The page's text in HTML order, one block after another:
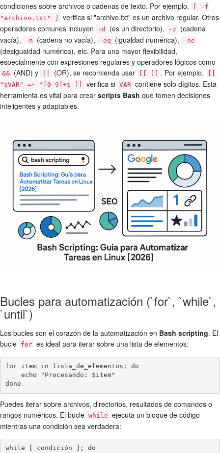
condiciones sobre archivos o cadenas de texto. Por ejemplo,
[ -f
"archivo.txt" ]
verifica si "archivo.txt" es un archivo regular. Otros
operadores comunes incluyen
-d (es un directorio), -z
(cadena
vacía),
-n (cadena no vacía), -eq (igualdad numérica), -ne
(desigualdad numérica), etc. Para una mayor flexibilidad,
especialmente con expresiones regulares y operadores lógicos como
&& (AND) y (OR), se recomienda usar . Por ejemplo,
"$VAR" =~ ^[0-9]+$ ]]
verifica si VAR contiene solo dígitos. Esta
herramienta es vital para crear scripts Bash que tomen decisiones
inteligentes y adaptables.
Bucles para automatización (`for`, `while`,
`until`)
Los bucles son el corazón de la automatización en Bash scripting. El
bucle for es ideal para iterar sobre una lista de elementos:
for item in lista_de_elementos; do
Puedes iterar sobre archivos, directorios, resultados de comandos o
rangos numéricos. El bucle while ejecuta un bloque de código
mientras una condición sea verdadera:
while [ condición ]; do